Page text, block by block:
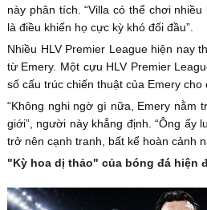
này phân tích. “Villa có thể chơi
là điều khiến họ cực kỳ khó đối đầu”.
Nhiều HLV Premier League hiện nay
từ Emery. Một cựu HLV Premier
số cấu trúc chiến thuật của Emery
“Không nghi ngờ gì nữa, Emery nằm
giới”, người này khẳng định. “Ông ấy
trở nên cạnh tranh, bất kể hoàn cảnh
"Kỳ hoa dị thảo" của bóng đá hiện